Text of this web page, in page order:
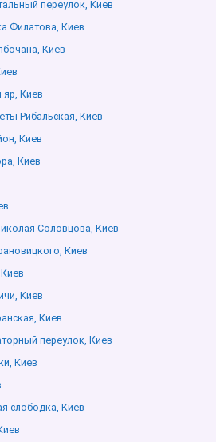
переулок, Киев
Филатова, Киев
Киев
яр, Киев
Рибальская, Киев
Киев
Киев
Соловцова, Киев
Киев
Киев
Киев
переулок, Киев
Киев
слободка, Киев